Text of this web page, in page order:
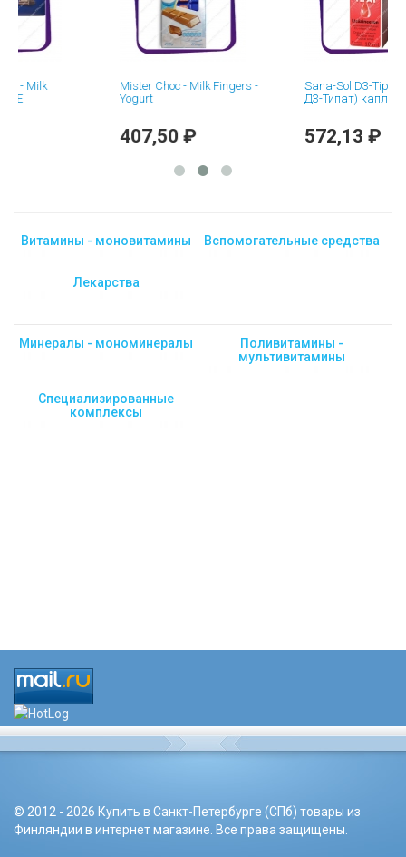
Mister Choc - Milk Fingers -
Yogurt
407,50 ₽
Sana-Sol D3-Tipat
Д3-Типат) капли - 10 мл
572,13 ₽
Витамины - моновитамины Вспомогательные средства
Лекарства
Минералы - мономинералы
Поливитамины -
мультивитамины
Специализированные
комплексы
© 2012 - 2026 Купить в Санкт-Петербурге (СПб) товары из
Финляндии в интернет магазине. Все права защищены.